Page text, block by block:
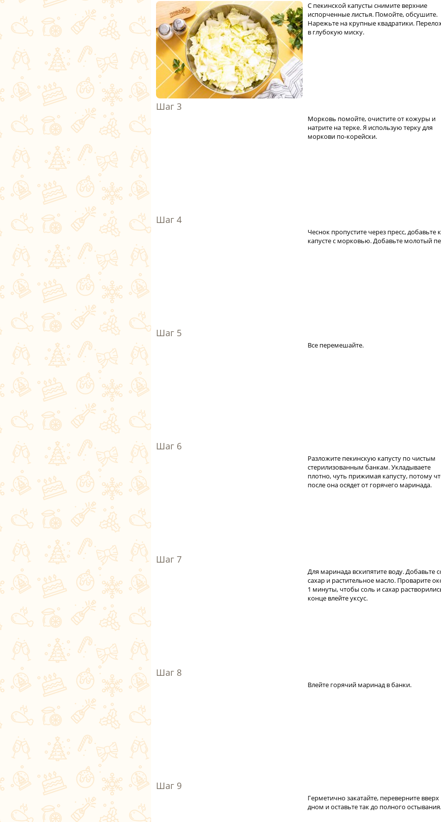
С пекинской капусты снимите верхние
испорченные листья. Помойте, обсушите.
Нарежьте на крупные квадратики.
в глубокую миску.
Морковь помойте, очистите от кожуры и
натрите на терке. Я использую терку для
моркови по-корейски.
Чеснок пропустите через пресс, добавьте к
капусте с морковью. Добавьте молотый
Все перемешайте.
Разложите пекинскую капусту по чистым
стерилизованным банкам. Укладываете
плотно, чуть прижимая капусту, потому
после она осядет от горячего маринада.
Для маринада вскипятите воду. Добавьте
сахар и растительное масло. Проварите
1 минуты, чтобы соль и сахар
конце влейте уксус.
Влейте горячий маринад в банки.
Герметично закатайте, переверните вверх
дном и оставьте так до полного остывания.